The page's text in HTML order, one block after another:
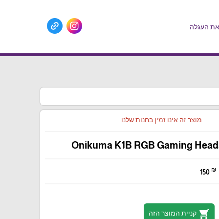
את העגלה
מוצר זה אינו זמין בחנות שלנו
Onikuma K1B RGB Gaming
150 ₪
shopping_cart קניית המוצר הזה